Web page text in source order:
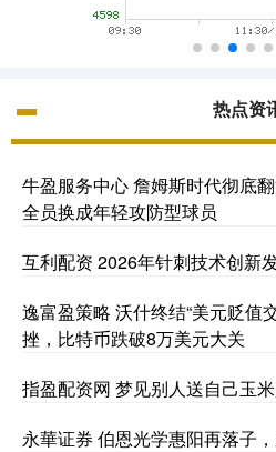
热点资
牛盈服务中心 詹姆斯时代彻底
全员换成年轻攻防型球员
互利配资 2026年针刺技术创新
逸富盈策略 沃什终结“美元贬值
挫，比特币跌破8万美元大关
指盈配资网 梦见别人送自己玉
永華证券 伯恩光学惠阳再落子